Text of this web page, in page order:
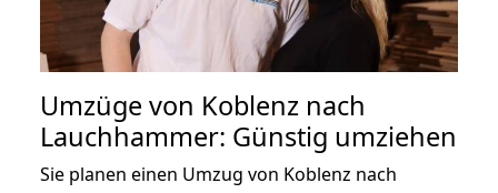
Umzüge von Koblenz nach
Lauchhammer: Günstig umziehen
Sie planen einen Umzug von Koblenz nach